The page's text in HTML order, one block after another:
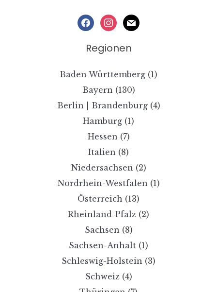
facebookinstagram
mail
Regionen
Baden Württemberg (1)
Bayern (130)
Berlin | Brandenburg(4)
Hamburg (1)
Hessen (7)
Italien (8)
Niedersachsen (2)
Nordrhein-Westfalen (1)
Österreich (13)
Rheinland-Pfalz (2)
Sachsen (8)
Sachsen-Anhalt (1)
Schleswig-Holstein (3)
Schweiz(4)